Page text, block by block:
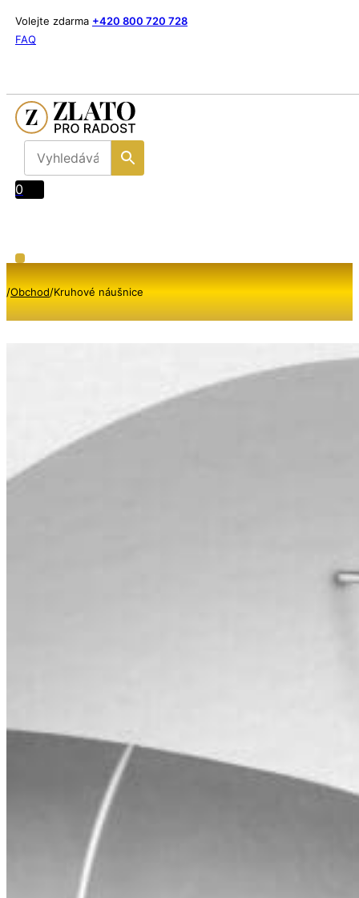
Volejte zdarma +420 800 720 728
FAQ
0
/Obchod/Kruhové náušnice